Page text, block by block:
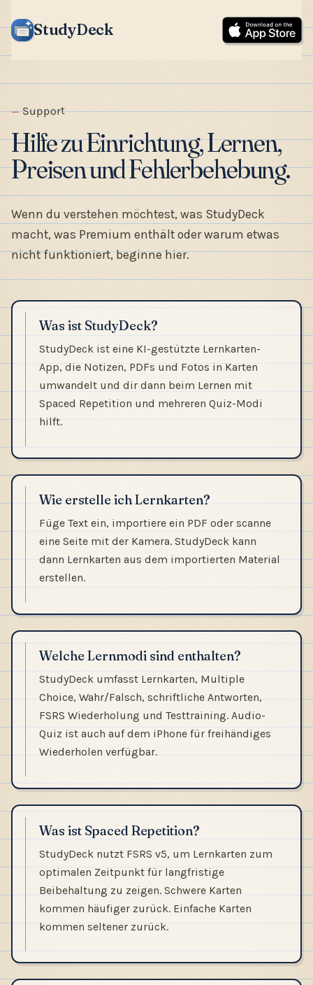
StudyDeck
Support
Hilfe zu Einrichtung, Lernen,
Preisen und Fehlerbehebung.
Wenn du verstehen möchtest, was StudyDeck
macht, was Premium enthält oder warum etwas
nicht funktioniert, beginne hier.
Was ist StudyDeck?
StudyDeck ist eine KI-gestützte Lernkarten-
App, die Notizen, PDFs und Fotos in Karten
umwandelt und dir dann beim Lernen mit
Spaced Repetition und mehreren Quiz-Modi
hilft.
Wie erstelle ich Lernkarten?
Füge Text ein, importiere ein PDF oder scanne
eine Seite mit der Kamera. StudyDeck kann
dann Lernkarten aus dem importierten Material
erstellen.
Welche Lernmodi sind enthalten?
StudyDeck umfasst Lernkarten, Multiple
Choice, Wahr/Falsch, schriftliche Antworten,
FSRS Wiederholung und Testtraining. Audio-
Quiz ist auch auf dem iPhone für freihändiges
Wiederholen verfügbar.
Was ist Spaced Repetition?
StudyDeck nutzt FSRS v5, um Lernkarten zum
optimalen Zeitpunkt für langfristige
Beibehaltung zu zeigen. Schwere Karten
kommen häufiger zurück. Einfache Karten
kommen seltener zurück.